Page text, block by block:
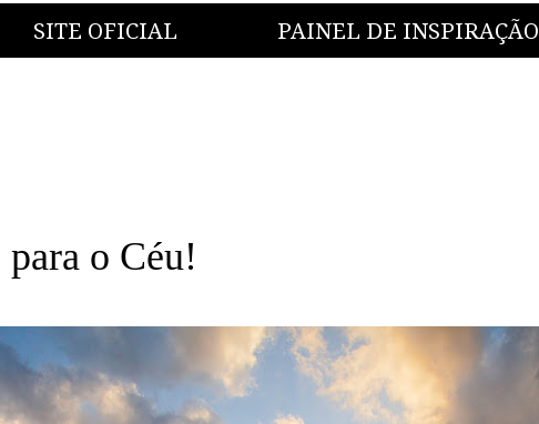
SITE OFICIAL PAINEL DE INSPIRAÇÃO
o Céu!